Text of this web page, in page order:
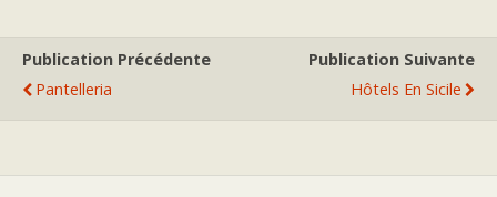
Publication Précédente
Pantelleria
Publication Suivante
Hôtels En Sicile